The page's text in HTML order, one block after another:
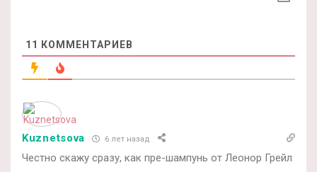
11 КОММЕНТАРИЕВ
Kuznetsova 6 лет назад
Честно скажу сразу, как пре-шампунь от Леонор Грейл